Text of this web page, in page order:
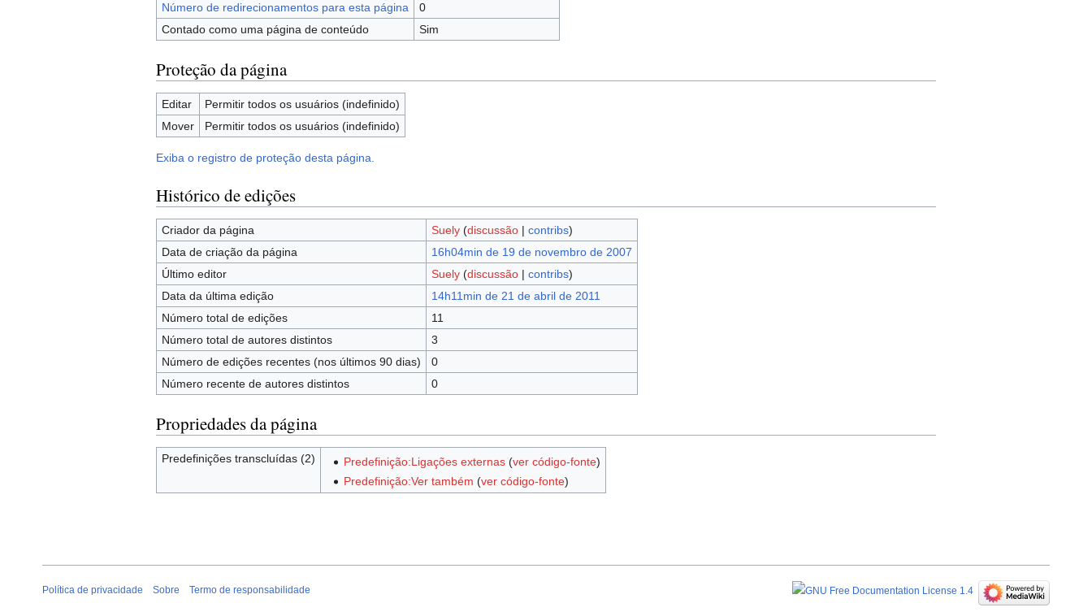
Número de redirecionamentos para esta página
0
Contado como uma página de conteúdo
Sim
Proteção da página
Editar
Permitir todos os usuários (indefinido)
Mover
Permitir todos os usuários (indefinido)
Exiba o registro de proteção desta página.
Histórico de edições
Criador da página Suely (discussão| contribs)
Data de criação da página
16h04min de 19 de novembro de 2007
Último editor
Suely (discussão| contribs)
Data da última edição
14h11min de 21 de abril de 2011
Número total de edições
11
Número total de autores distintos
3
Número de edições recentes (nos últimos 90 dias)
0
Número recente de autores distintos
0
Propriedades da página
Predefinições transcluídas (2) Predefinição:Ligações externas(ver código-fonte)
Predefinição:Ver também (ver código-fonte)
Política de privacidade Sobre Termo de responsabilidade